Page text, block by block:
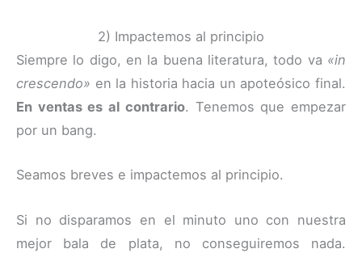
2) Impactemos al principio
Siempre lo digo, en la buena literatura, todo va «in
crescendo» en la historia hacia un apoteósico final.
En ventas es al contrario. Tenemos que empezar
por un bang.
Seamos breves e impactemos al principio.
Si no disparamos en el minuto uno con nuestra
mejor bala de plata, no conseguiremos nada.